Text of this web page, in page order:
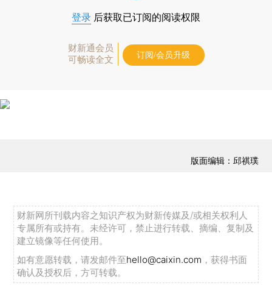
登录 后获取已订阅的阅读权限
财新通会员
可畅读全文
订阅/会员升级
版面编辑：邱祺璞
财新网所刊载内容之知识产权为财新传媒及/或相关权利人
专属所有或持有。未经许可，禁止进行转载、摘编、复制及
建立镜像等任何使用。
如有意愿转载，请发邮件至hello@caixin.com ，获得书面
确认及授权后，方可转载。